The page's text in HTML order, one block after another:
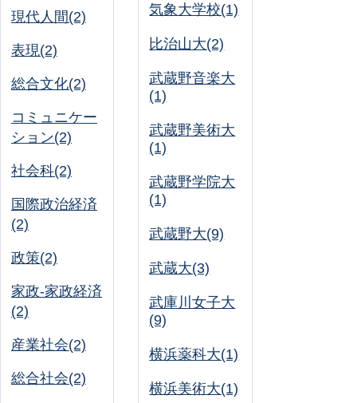
現代人間(2)
表現(2)
総合文化(2)
コミュニケー
ション(2)
社会科(2)
国際政治経済
(2)
政策(2)
家政-家政経済
(2)
産業社会(2)
総合社会(2)
気象大学校(1)
比治山大(2)
武蔵野音楽大
(1)
武蔵野美術大
(1)
武蔵野学院大
(1)
武蔵野大(9)
武蔵大(3)
武庫川女子大
(9)
横浜薬科大(1)
横浜美術大(1)